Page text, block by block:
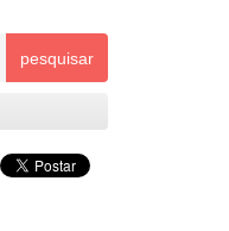
pesquisar